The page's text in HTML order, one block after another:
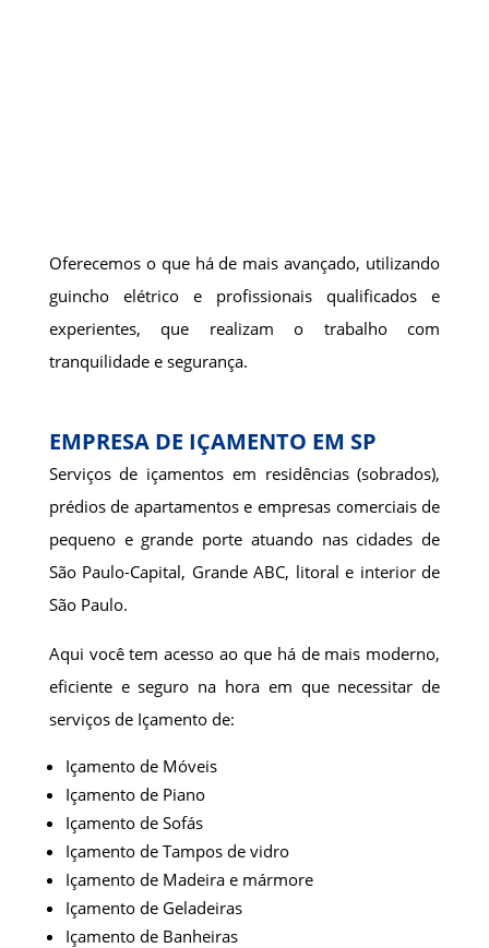
Oferecemos o que há de mais avançado, utilizando
guincho elétrico e profissionais qualificados e
experientes, que realizam o trabalho com
tranquilidade e segurança.
EMPRESA DE IÇAMENTO EM SP
Serviços de içamentos em residências (sobrados),
prédios de apartamentos e empresas comerciais de
pequeno e grande porte atuando nas cidades de
São Paulo-Capital, Grande ABC, litoral e interior de
São Paulo.
Aqui você tem acesso ao que há de mais moderno,
eficiente e seguro na hora em que necessitar de
serviços de Içamento de:
Içamento de Móveis
Içamento de Piano
Içamento de Sofás
Içamento de Tampos de vidro
Içamento de Madeira e mármore
Içamento de Geladeiras
Içamento de Banheiras